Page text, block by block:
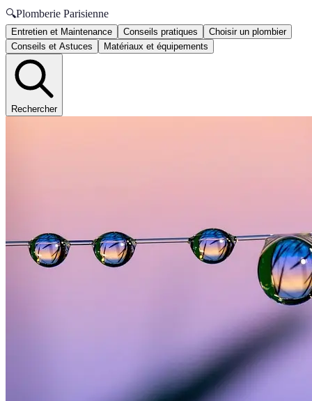
🔍Plomberie Parisienne
Entretien et Maintenance Conseils pratiques
Choisir un plombier
Conseils et Astuces
Matériaux et équipements
Rechercher